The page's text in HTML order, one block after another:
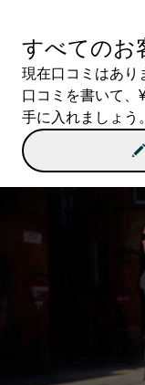
すべてのお
現在口コミはあり
口コミを書いて、
手に入れましょう。